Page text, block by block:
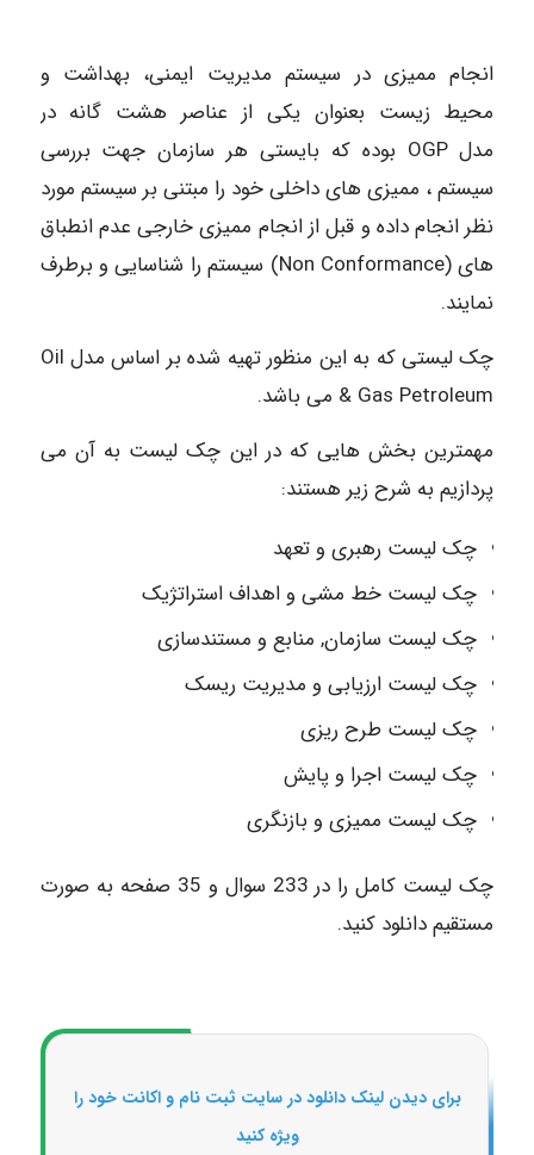
انجام ممیزی در سیستم مدیریت ایمنی، بهداشت و
محیط زیست بعنوان یکی از عناصر هشت گانه در
مدل OGP بوده که بایستی هر سازمان جهت بررسی
سیستم ، ممیزی های داخلی خود را مبتنی بر سیستم مورد
نظر انجام داده و قبل از انجام ممیزی خارجی عدم انطباق
های (Non Conformance) سیستم را شناسایی و برطرف
نمایند.
چک لیستی که به این منظور تهیه شده بر اساس مدل Oil
& Gas Petroleum می باشد.
مهمترین بخش هایی که در این چک لیست به آن می
پردازیم به شرح زیر هستند:
چک لیست رهبری و تعهد
چک لیست خط مشی و اهداف استراتژیک
چک لیست سازمان, منابع و مستندسازی
چک لیست ارزیابی و مدیریت ریسک
چک لیست طرح ریزی
چک لیست اجرا و پایش
چک لیست ممیزی و بازنگری
چک لیست کامل را در 233 سوال و 35 صفحه به صورت
مستقیم دانلود کنید.
برای دیدن لینک دانلود در سایت ثبت نام و اکانت خود را
ویژه کنید